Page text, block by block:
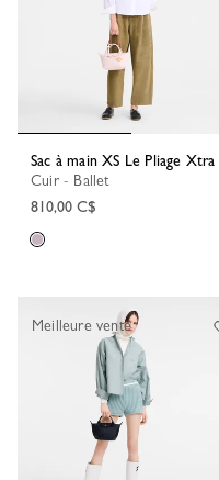
Sac à main XS Le Pliage Xtra
Cuir - Ballet
810,00 C$
Meilleure vente